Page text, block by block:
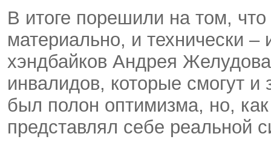
В итоге порешили на том,
материально, и технически
хэндбайков Андрея
инвалидов, которые смогут и
был полон оптимизма, но,
представлял себе реальной